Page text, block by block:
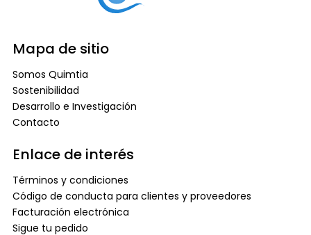
Mapa de sitio
Somos Quimtia
Sostenibilidad
Desarrollo e Investigación
Contacto
Enlace de interés
Términos y condiciones
Código de conducta para clientes y proveedores
Facturación electrónica
Sigue tu pedido